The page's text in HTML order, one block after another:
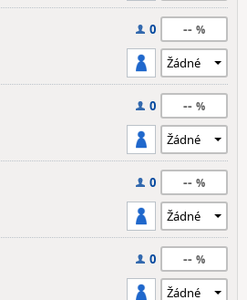
0 --
0 --
0 --
0 --